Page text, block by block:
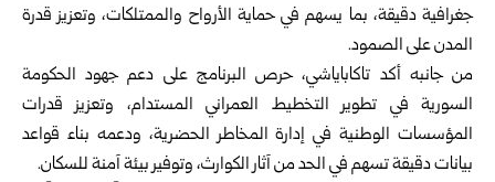
جغرافية دقيقة، بما يسهم في حماية الأرواح والممتلكات، وتعزيز قدرة
المدن على الصمود.
من جانبه أكد تاكاباياشي، حرص البرنامج على دعم جهود الحكومة
السورية في تطوير التخطيط العمراني المستدام، وتعزيز قدرات
المؤسسات الوطنية في إدارة المخاطر الحضرية، ودعمه بناء قواعد
بيانات دقيقة تسهم في الحد من آثار الكوارث، وتوفير بيئة آمنة للسكان.